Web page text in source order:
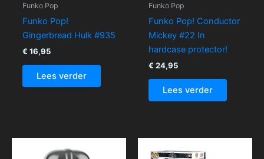
Funko Pop
Funko Pop!
Gingerbread Hulk #935
€ 16,95
Lees verder
Funko Pop
Funko Pop! Conductor
Mickey #22 In
hardcase protector!
€ 24,95
Lees verder